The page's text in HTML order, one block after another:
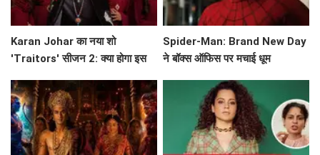
Karan Johar का नया शो
'Traitors' सीजन 2: क्या होगा इस
Spider-Man: Brand New Day
ने बॉक्स ऑफिस पर मचाई धूम